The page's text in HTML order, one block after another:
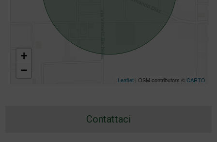
+
−
Leaflet| OSM contributors ©CARTO
Contattaci